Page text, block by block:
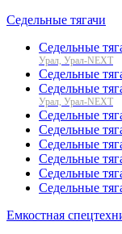
Седельные тягачи
Седельные
Урал, Урал-NEXT
Седельные
Седельные
Урал, Урал-NEXT
Седельные
Седельные
Седельные
Седельные
Седельные
Седельные
Емкостная